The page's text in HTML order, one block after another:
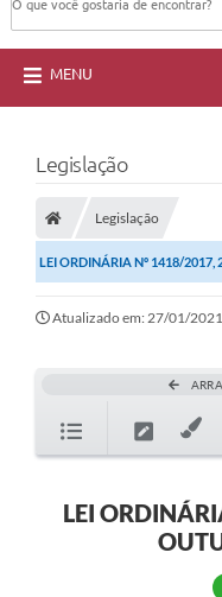
MENU
Legislação
Legislação
LEI ORDINÁRIA Nº 1418/2017,
Atualizado em: 27/01/
LEI